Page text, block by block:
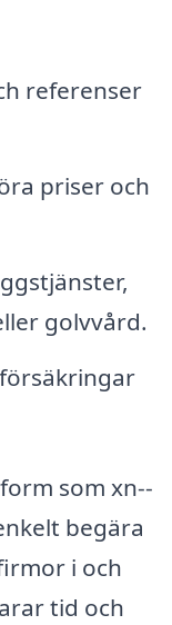
referenser
priser och
golvvård.
som xn--
begära
i och
tid och